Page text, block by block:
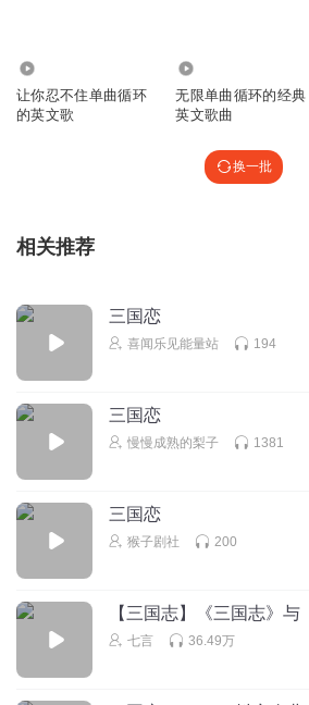
让你忍不住单曲循环
的英文歌
无限单曲循环的经典
英文歌曲
换一批
相关推荐
三国恋
喜闻乐见能量站 194
三国恋
慢慢成熟的梨子 1381
三国恋
猴子剧社 200
【三国志】《三国志》与
七言 36.49万